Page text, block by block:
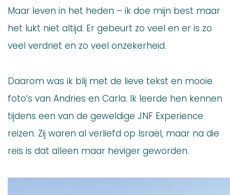
Maar leven in het heden – ik doe mijn best maar
het lukt niet altijd. Er gebeurt zo veel en er is zo
veel verdriet en zo veel onzekerheid.
Daarom was ik blij met de lieve tekst en mooie
foto’s van Andries en Carla. Ik leerde hen kennen
tijdens een van de geweldige JNF Experience
reizen. Zij waren al verliefd op Israël, maar na die
reis is dat alleen maar heviger geworden.